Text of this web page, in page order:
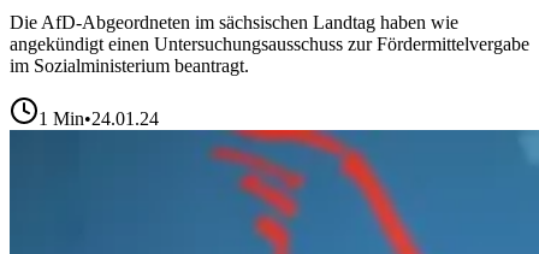
Die AfD-Abgeordneten im sächsischen Landtag haben wie
angekündigt einen Untersuchungsausschuss zur Fördermittelvergabe
im Sozialministerium beantragt.
1 Min•24.01.24